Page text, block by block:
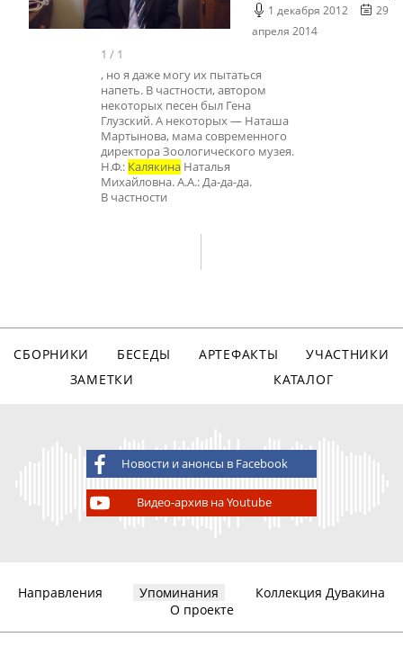
1 декабря 2012
29
апреля 2014
1 / 1
, но я даже могу их пытаться
напеть. В частности, автором
некоторых песен был Гена
Глузский. А некоторых — Наташа
Мартынова, мама современного
директора Зоологического музея.
Н.Ф.: Калякина Наталья
Михайловна. А.А.: Да-да-да.
В частности
СБОРНИКИ БЕСЕДЫ АРТЕФАКТЫ
УЧАСТНИКИ
ЗАМЕТКИ
КАТАЛОГ
Новости и анонсы в Facebook
Видео-архив на Youtube
Направления Упоминания
Коллекция Дувакина
О проекте